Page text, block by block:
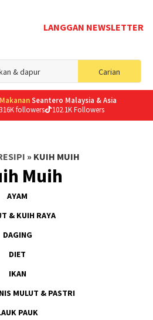
LANGGAN NEWSLETTER
Carian
for:
Seantero Malaysia & Asia
followers 102.1K Followers
» KUIH MUIH
Muih
AYAM
& KUIH RAYA
DAGING
DIET
IKAN
MULUT & PASTRI
PAUK